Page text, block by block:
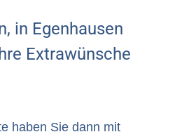
in Egenhausen
Extrawünsche
haben Sie dann mit